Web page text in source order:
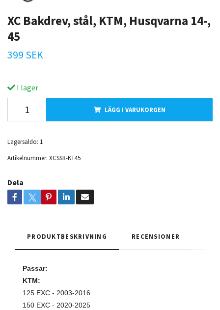
XC Bakdrev, stål, KTM, Husqvarna 14-,
45
399 SEK
I lager
LÄGG I VARUKORGEN
Lagersaldo: 1
Artikelnummer: XCSSR-KT45
Dela
PRODUKTBESKRIVNING RECENSIONER
Passar:
KTM:
125 EXC - 2003-2016
150 EXC - 2020-2025